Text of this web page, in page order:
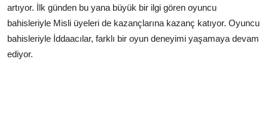
artıyor. İlk günden bu yana büyük bir ilgi gören oyuncu
bahisleriyle Misli üyeleri de kazançlarına kazanç katıyor. Oyuncu
bahisleriyle İddaacılar, farklı bir oyun deneyimi yaşamaya devam
ediyor.